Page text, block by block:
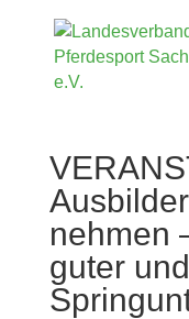
nehmen
guter